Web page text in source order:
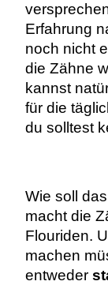
Erfahrung
noch nicht
die Zähne
kannst
für die
du solltest
Wie soll
macht die
Flouriden.
machen
entweder